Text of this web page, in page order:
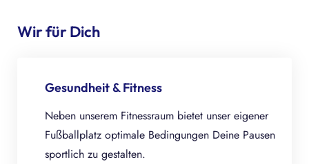
Wir für Dich
Gesundheit & Fitness
Neben unserem Fitnessraum bietet unser eigener
Fußballplatz optimale Bedingungen Deine Pausen
sportlich zu gestalten.